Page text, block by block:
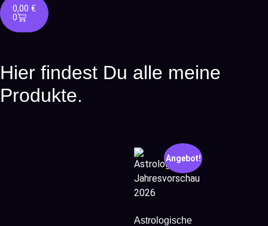
0,00 €
0
Hier findest Du alle meine
Produkte.
Angebot!
Astrologische